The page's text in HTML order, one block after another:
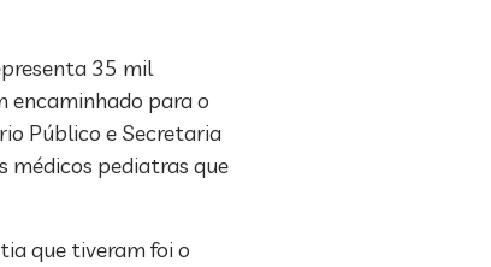
35 mil
encaminhado para o
Público e Secretaria
médicos pediatras que
que tiveram foi o